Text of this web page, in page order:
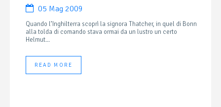
05 Mag 2009
Quando l’Inghilterra scoprì la signora Thatcher, in quel di Bonn
alla tolda di comando stava ormai da un lustro un certo
Helmut...
READ MORE